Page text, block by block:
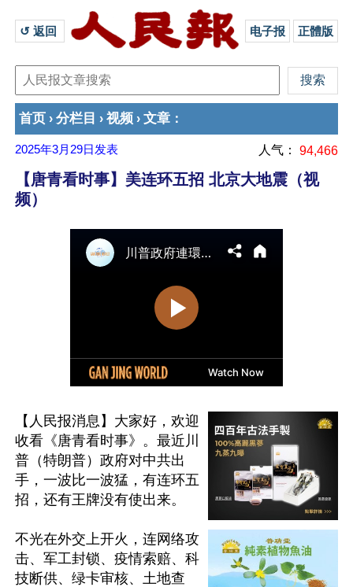
↺ 返回 电子报 正體版
首页 › 分栏目 › 视频 › 文章 ：
2025年3月29日 发表 人气： 94,466
【唐青看时事】美连环五招 北京大地震（视
频）
【人民报消息】大家好，欢迎
收看《唐青看时事》。最近川
普（特朗普）政府对中共出
手，一波比一波猛，有连环五
招，还有王牌没有使出来。
不光在外交上开火，连网络攻
击、军工封锁、疫情索赔、科
技断供、绿卡审核、土地查